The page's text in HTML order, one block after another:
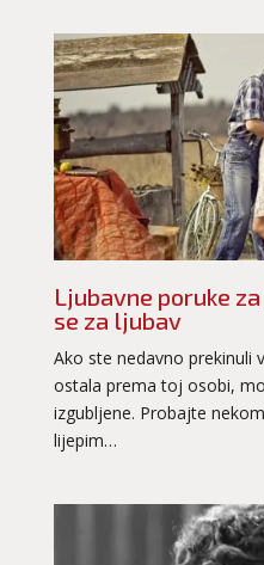
Ljubavne poruke
se za ljubav
Ako ste nedavno prekinuli
ostala prema toj osobi,
izgubljene. Probajte
lijepim…